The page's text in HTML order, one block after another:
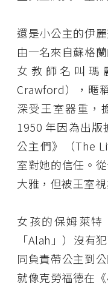
還是小公主的伊
由一名來自蘇格
女教師名叫瑪
Crawford），暱
深受王室器重，
1950 年因為出
公主們》（The
室對她的信任。
大雅，但被王室
女孩的保姆萊特
「Alah」）沒有
同負責帶公主到
就像克勞福德在